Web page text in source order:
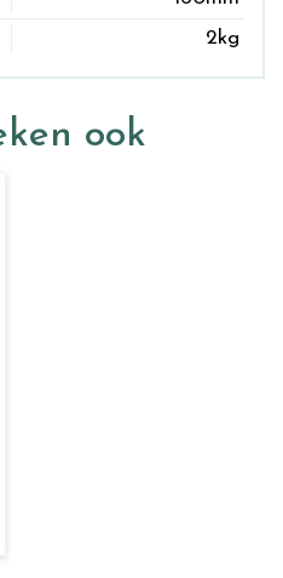
2kg
ook